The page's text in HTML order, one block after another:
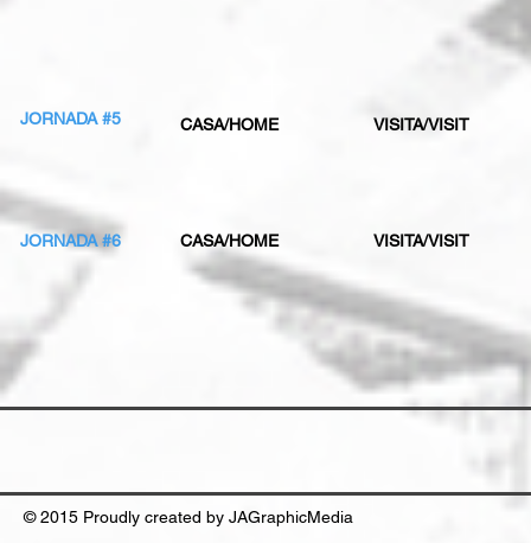
JORNADA #5 CASA/HOME VISITA/VISIT
JORNADA #6 CASA/HOME VISITA/VISIT
© 2015 Proudly created by JAGraphicMedia